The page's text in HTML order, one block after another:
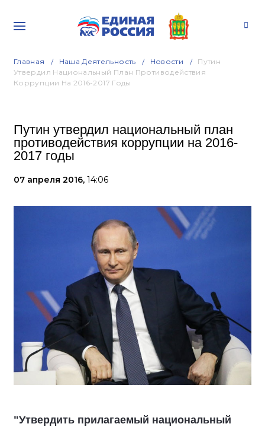
Главная Наша Деятельность Новости
Путин
Утвердил Национальный План Противодействия
Коррупции На 2016-2017 Годы
Путин утвердил национальный план
противодействия коррупции на 2016-
2017 годы
07 апреля 2016, 14:06
"Утвердить прилагаемый национальный